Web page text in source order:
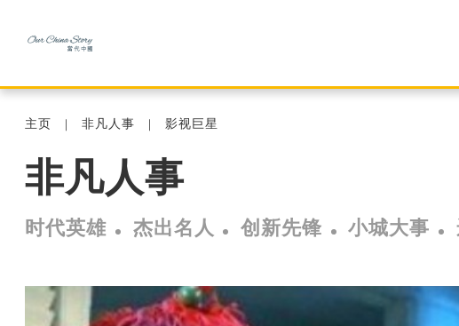
主页 非凡人事 影视巨星
非凡人事
时代英雄 杰出名人 创新先锋 小城大事